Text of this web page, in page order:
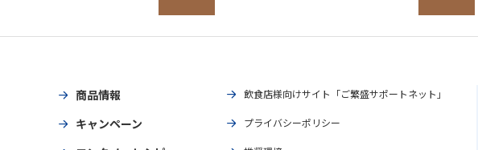
商品情報
キャンペーン
飲食店様向けサイト「ご繁盛サポートネット」
プライバシーポリシー